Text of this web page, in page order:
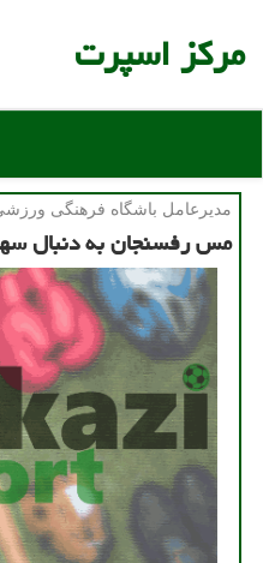
مركز اسپرت
مدیرعامل باشگاه فرهنگی
مس رفسنجان به دنبال